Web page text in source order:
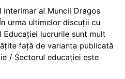
interimar al Muncii Dragos
urma ultimelor discuții cu
Educației lucrurile sunt mult
față de varianta publicată
/ Sectorul educației este